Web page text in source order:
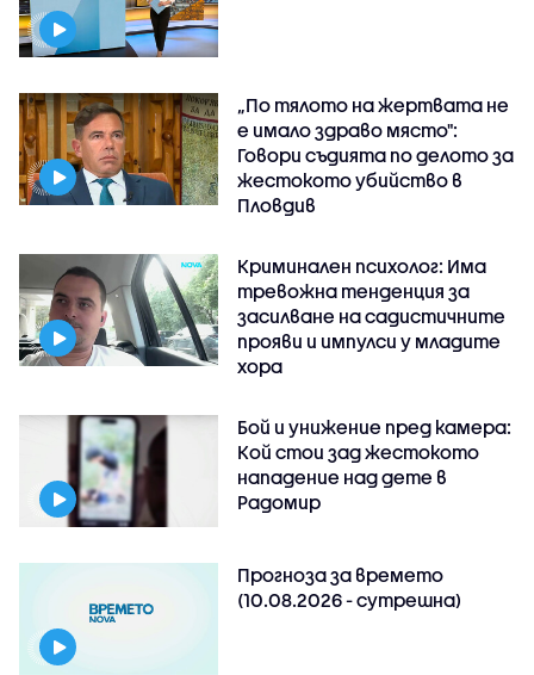
„По тялото на жертвата не
е имало здраво място":
Говори съдията по делото за
жестокото убийство в
Пловдив
Криминален психолог: Има
тревожна тенденция за
засилване на садистичните
прояви и импулси у младите
хора
Бой и унижение пред камера:
Кой стои зад жестокото
нападение над дете в
Радомир
Прогноза за времето
(10.08.2026 - сутрешна)